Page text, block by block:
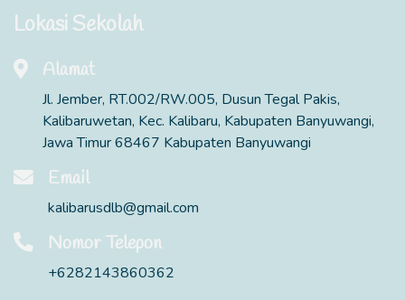
Lokasi Sekolah
Alamat
Jl. Jember, RT.002/RW.005, Dusun Tegal Pakis,
Kalibaruwetan, Kec. Kalibaru, Kabupaten Banyuwangi,
Jawa Timur 68467 Kabupaten Banyuwangi
Email
kalibarusdlb@gmail.com
Nomor Telepon
+6282143860362